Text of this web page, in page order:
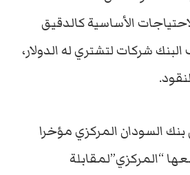
الأساسية كالدقيق
شركات لتشتري له الدولار،
السودان المركزي مؤخرا
“المركزي”لمقابلة